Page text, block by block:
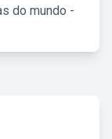
do mundo -